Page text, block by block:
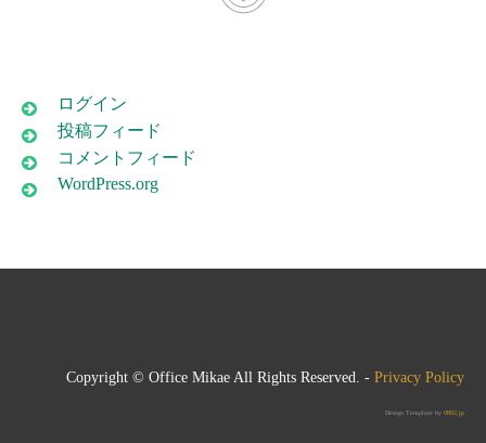
ログイン
投稿フィード
コメントフィード
WordPress.org
Copyright © Office Mikae All Rights Reserved. - Privacy Policy
Design Template by 0892.jp